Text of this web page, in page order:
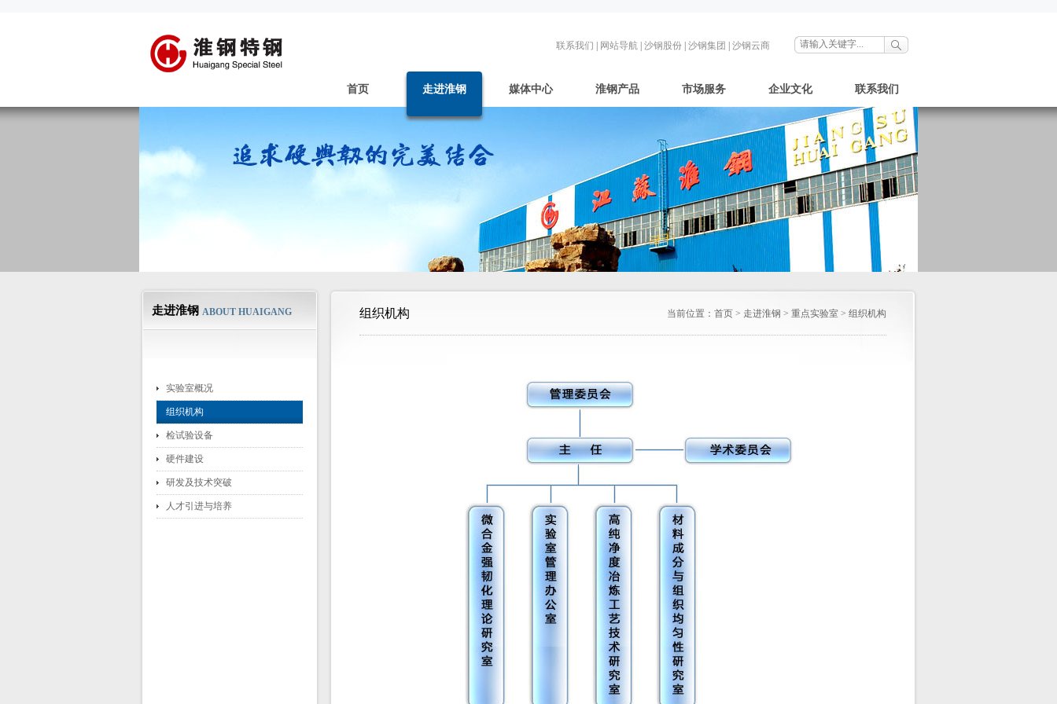
联系我们 网站导航 沙钢股份 沙钢集团 沙钢云商
首页 走进淮钢 媒体中心 淮钢产品 市场服务 企业文化 联系我们
走进淮钢 ABOUT HUAIGANG
实验室概况
组织机构
检试验设备
硬件建设
研发及技术突破
人才引进与培养
当前位置： 首页 > 走进淮钢 > 重点实验室 > 组织机构
组织机构